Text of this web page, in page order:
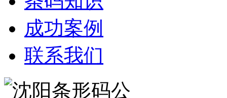
成功案例
联系我们